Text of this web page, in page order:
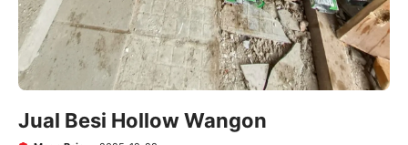
Jual Besi Hollow Wangon